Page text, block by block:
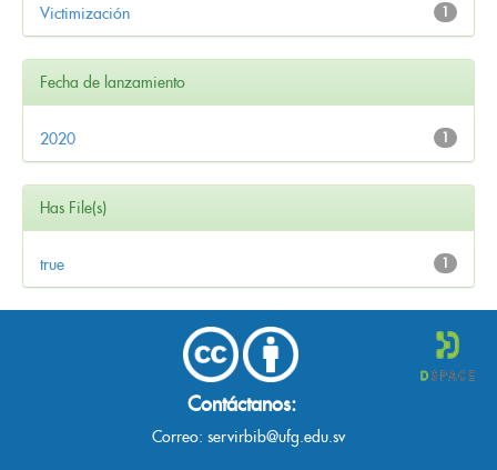
1
Victimización
Fecha de lanzamiento
1
2020
Has File(s)
1
true
Contáctanos:
Correo: servirbib@ufg.edu.sv